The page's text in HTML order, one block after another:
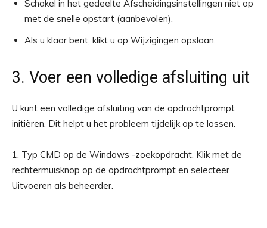
Schakel in het gedeelte Afscheidingsinstellingen niet op
met de snelle opstart (aanbevolen).
Als u klaar bent, klikt u op Wijzigingen opslaan.
3. Voer een volledige afsluiting uit
U kunt een volledige afsluiting van de opdrachtprompt
initiëren. Dit helpt u het probleem tijdelijk op te lossen.
1. Typ CMD op de Windows -zoekopdracht. Klik met de
rechtermuisknop op de opdrachtprompt en selecteer
Uitvoeren als beheerder.